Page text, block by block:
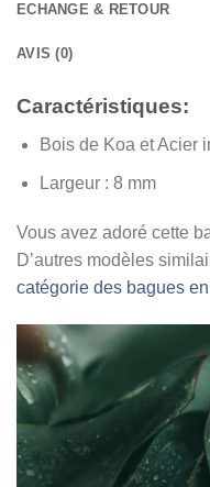
ECHANGE & RETOUR
AVIS (0)
Caractéristiques:
Bois de Koa etAcier
Largeur : 8 mm
Vous avez adoré cette
D’autres modèles
catégorie des bagues